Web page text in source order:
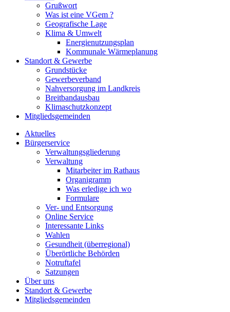
Grußwort
Was ist eine VGem ?
Geografische Lage
Klima & Umwelt
Energienutzungsplan
Kommunale Wärmeplanung
Standort & Gewerbe
Grundstücke
Gewerbeverband
Nahversorgung im Landkreis
Breitbandausbau
Klimaschutzkonzept
Mitgliedsgemeinden
Aktuelles
Bürgerservice
Verwaltungsgliederung
Verwaltung
Mitarbeiter im Rathaus
Organigramm
Was erledige ich wo
Formulare
Ver- und Entsorgung
Online Service
Interessante Links
Wahlen
Gesundheit (überregional)
Überörtliche Behörden
Notruftafel
Satzungen
Über uns
Standort & Gewerbe
Mitgliedsgemeinden